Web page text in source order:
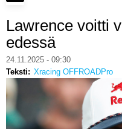
Luo
Lawrence voitti
edessä
24.11.2025 - 09:30
Teksti
Xracing OFFROADPro